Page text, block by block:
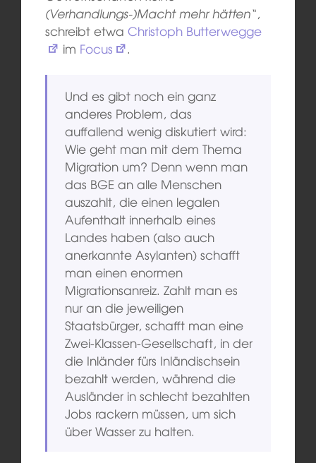
(Verhandlungs-)Macht mehr hätten“,
schreibt etwa Christoph Butterwegge
im Focus .
Und es gibt noch ein ganz
anderes Problem, das
auffallend wenig diskutiert wird:
Wie geht man mit dem Thema
Migration um? Denn wenn man
das BGE an alle Menschen
auszahlt, die einen legalen
Aufenthalt innerhalb eines
Landes haben (also auch
anerkannte Asylanten) schafft
man einen enormen
Migrationsanreiz. Zahlt man es
nur an die jeweiligen
Staatsbürger, schafft man eine
Zwei-Klassen-Gesellschaft, in der
die Inländer fürs Inländischsein
bezahlt werden, während die
Ausländer in schlecht bezahlten
Jobs rackern müssen, um sich
über Wasser zu halten.